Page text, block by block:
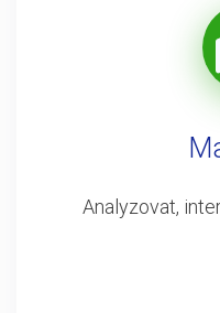
Analyzovat,